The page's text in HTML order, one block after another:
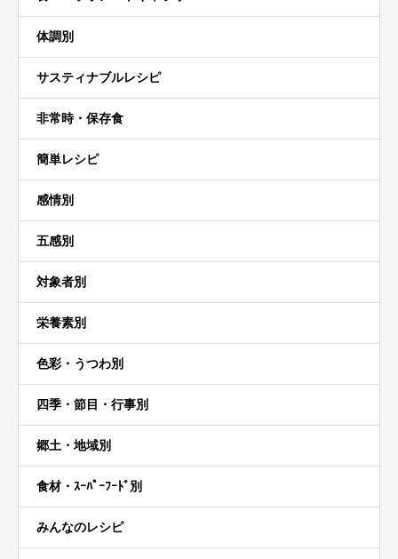
体調別
サスティナブルレシピ
非常時・保存食
簡単レシピ
感情別
五感別
対象者別
栄養素別
色彩・うつわ別
四季・節目・行事別
郷土・地域別
食材・ｽｰﾊﾟｰﾌｰﾄﾞ別
みんなのレシピ